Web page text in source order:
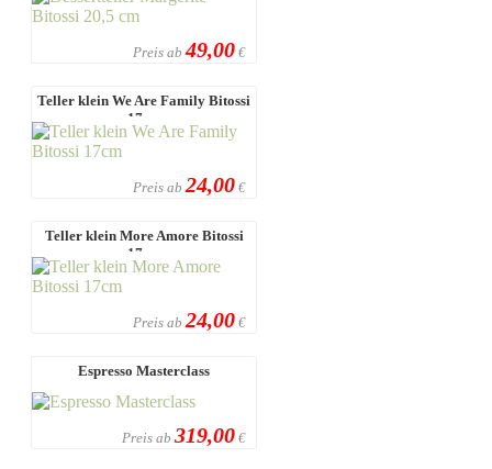
Preis ab 49,00 €
Teller klein We Are Family Bitossi
17cm
Preis ab 24,00 €
Teller klein More Amore Bitossi
17cm
Preis ab 24,00 €
Espresso Masterclass
Preis ab 319,00 €